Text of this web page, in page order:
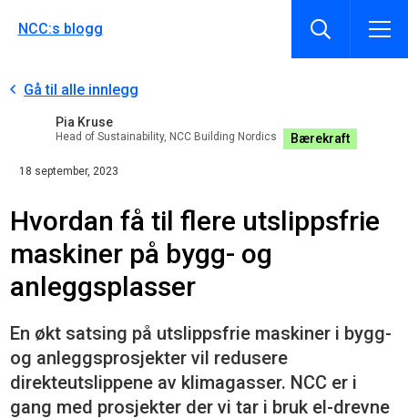
NCC:s blogg
Gå til alle innlegg
Pia Kruse
Head of Sustainability, NCC Building Nordics Bærekraft
18 september, 2023
Hvordan få til flere utslippsfrie
maskiner på bygg- og
anleggsplasser
En økt satsing på utslippsfrie maskiner i bygg-
og anleggsprosjekter vil redusere
direkteutslippene av klimagasser. NCC er i
gang med prosjekter der vi tar i bruk el-drevne